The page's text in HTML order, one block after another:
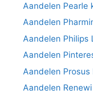
Aandelen Pearle
Aandelen
Aandelen Philips
Aandelen
Aandelen Prosus
Aandelen